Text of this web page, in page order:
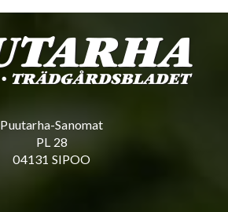
Puutarha-Sanomat
PL 28
04131 SIPOO